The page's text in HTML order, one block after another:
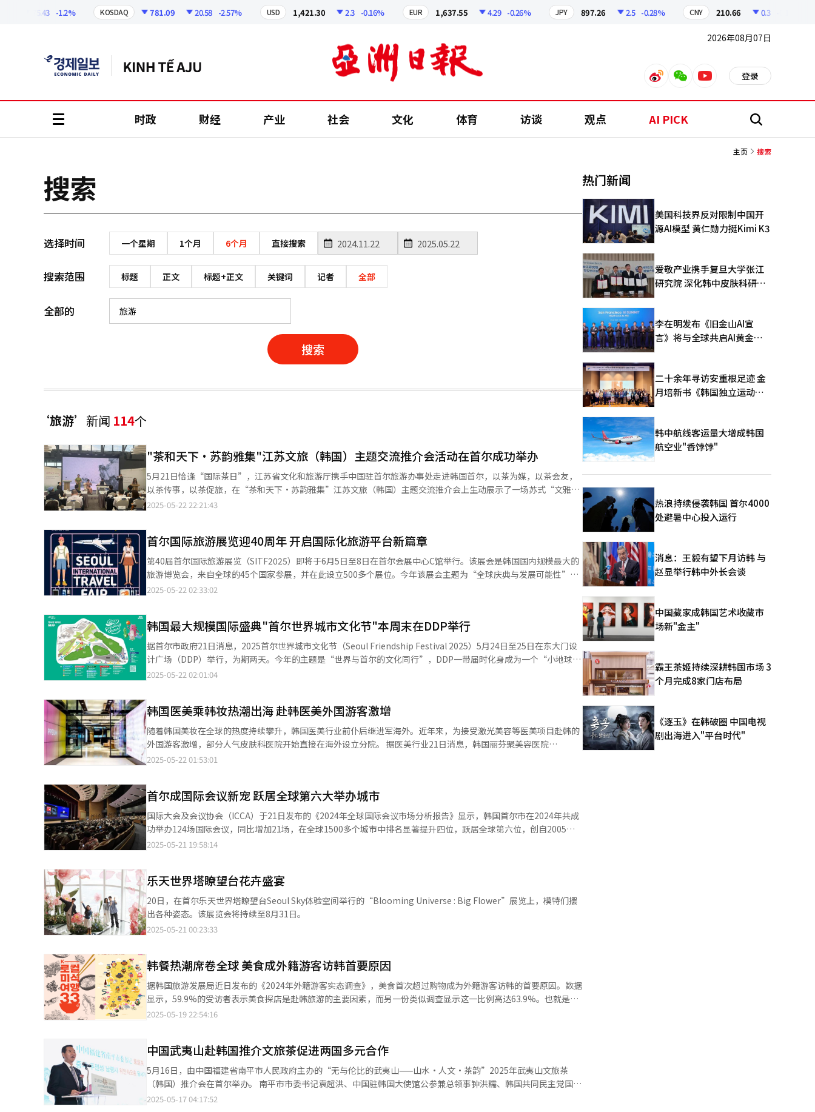
-1.2% KOSDAQ 781.09 20.58 -2.57% USD 1,421.30 2.3 -0.16% EUR 1,637.55 4.29 -0.26% JPY 897.26 2.5 -0.28% CNY 210.66 0.3 -0.14%
2026年08月07日
weiboweixinyoutube 登录
时政 财经 产业 社会 文化 体育 访谈 观点 AI PICK 搜
主页 搜索
搜索
选择时间 一个星期 1个月 6个月 直接搜索
搜索范围 标题 正文 标题+正文 关键词 记者 全部
全部的
搜索
‘旅游’ 新闻 114个
"茶和天下·苏韵雅集"江苏文旅（韩国）主题交流推介会活动在首尔成功举办
5月21日恰逢“国际茶日”，江苏省文化和旅游厅携手中国驻首尔旅游办事处走进韩国首尔，以茶为媒，以茶会友，
以茶传事，以茶促旅，在“茶和天下·苏韵雅集”江苏文旅（韩国）主题交流推介会上生动展示了一场苏式“文雅集
会”。活动吸引中韩文旅业界人士、中韩主流媒体代表及中韩友好社团、知茶爱茶人士近100人，共赴“苏韵雅
上，彰显江苏自然之美、人文之厚。在流水鸟蹄声中，来自江苏的传统乐器古琴、二胡、笛子、洞箫，创新谱曲合奏
江苏民歌，世界名曲《茉莉花》拉开了本次活动序幕。 ◆“印象江南，文雅市集”——沉浸式体验非遗魅力 活动通
过“茶艺展示”、“茶品与茶衍生品”、精选宜兴紫砂壶观赏、非遗漆扇制作技艺等江苏代表性非遗体验项目，融合
了品茗、闻香、赏器、听曲等可视、可触、可赏、可品的“文雅之集会”打造了非遗与现代生活相连接的苏式审美空
间。 “观赏+体验”，参与感拉满。与会嘉宾近距离直观江苏茶及茶的衍生品、现场体验非遗漆扇制作技艺、品鉴江
了江苏非物质文化遗产的创造性转化和创新性发展，也体现了文旅融合新时代里中国茶文化传承与保护的活力与成
果。 ◆再续双面江南之缘——茗叶传递“茶和”之事 2019年联合国大会将5月21日定为国际茶日，2022年“中国传
统制茶技艺及其相关习俗”列入联合国教科文组织人类非物质文化遗产代表作名录，这其中便涵盖了苏州洞庭碧螺
春、南京雨花茶及扬州富春茶点的制作技艺。 以“水韵江苏”“茶旅江苏”“茶和共生”三个部分生动推介中国茶、
江苏茶，以苏州洞庭碧螺春、南京雨花茶、扬州富春茶点等3项制作技艺为宣传点，面向参与本次活动的各界嘉宾推
情，南通有请”，南通文旅推介以江海风光为序娓娓道来，从鉴真东渡的历史意义，到张謇创造的时代传奇，再到当
下的江海休闲之旅，让现场嘉宾心驰神往。 ◆“青山一道同云雨”——互利共赢，深化合作 此次江苏文旅推介会的最
大亮点，当属免签入境政策﹑江苏省内便利支付政策与江苏针对韩籍客群制定的长短期两条“双城记”游线路产品重
磅推出，紧抓“韩国人中国周末游”、“江苏的高尔夫球场长满了韩国人”“China Travel”等话题热潮，精准拿捏
流量密码，为赴苏旅游的韩国游客带来实实在在的福利与全新旅行灵感，让“畅游江苏”更便捷、更安心、更舒心。
《中（江苏）韩双边高品质旅游业发展友好互助备忘录》。此次战略合作，将为江苏旅游在韩国市场的推广注入新动
结束，在观众雷鸣的掌声中为本次活动划上了圆满的句号。 ◆“茶和天下·苏韵雅集”——跨越山海，和合共荣 “茶
之为饮，发乎神农氏，闻于鲁周公”，茶是承载历史和文化的“中国名片”。作为中韩文化交流的纽带，茶文化一直
扮演着重要的角色。江苏作为中国的文化大省在本年度国际茶日来临之际组织“茶和天下·苏韵雅集”活动远赴韩国
鉴，进一步加深理解，增进友谊。
2025-05-22 22:21:43
首尔国际旅游展览迎40周年 开启国际化旅游平台新篇章
第40届首尔国际旅游展览（SITF2025）即将于6月5日至8日在首尔会展中心C馆举行。该展会是韩国国内规模最大的
旅游博览会，来自全球的45个国家参展，并在此设立500多个展位。今年该展会主题为“全球庆典与发展可能性”，
通过此次展会可以预测旅游产业的未来发展动向与趋势。 1986年举办的第一届首尔国际旅行展会与韩国旅游产业同
国国内与海外共7人获奖，组委会计划今后每年选拔10名获奖者并增加奖金额度。 与此次展会一同举行的还有“第4
届世界旅游产业大会（WTIC）”，该展会以“可持续发展的旅游产业变化与挑战“为主题，并在首尔coex会展中心
与全罗北道全州、群山、扶安一带举行。 6月5日活动首日，来自柬埔寨、印度尼西亚、泰国、马来西亚、斯里兰卡
等亚洲主要国家的领导人将出席旅游领袖论坛。此后将在全罗北道全州举行美食论坛，通过宣传全罗北道14个市与郡
的地域特色美食，将韩国美食旅行推广到全球，实现韩国美食国际化。同时，在群山、扶安一带通过区域旅行的现场
关联手合作，扩大韩国旅游产业规模，实现国际化战略目标，并提供业界相关人士与企业的交流平台。 今年首尔国际
旅游展览的全新尝试“艺术与旅游的融合”表现十分亮眼。由art-plus总经理赵丁一（音）策划的“K-Art Rising
Star 2025”是诠释韩国现代美术与旅游咨询相结合的展览。通过现场绘画、艺术对谈和作家签名会，观众们可以进
行切身体验。 与此同时，首尔国际旅游展览为参展者提供的各种福利也十分吸睛。展会提供海外机票、国内外旅游代
金券、酒店住宿代金券等总价值超过1亿韩元（约合人民币52万元）的奖品。 为了迎接韩国显忠日假期，展会组委会
关产品。 今年展会参展国家中不仅涵盖秘鲁、印度、不丹等小众国家，西班牙、希腊与克罗地亚等欧洲国家艺术之旅
与非洲野生动物探险、东南亚本地徒步探险等也纷纷参展。访客可以与各国旅游发展局直接沟通，并亲自体验各种活
动也是本次首尔国际旅游展览的一大亮点。
2025-05-22 02:33:02
韩国最大规模国际盛典"首尔世界城市文化节"本周末在DDP举行
据首尔市政府21日消息，2025首尔世界城市文化节（Seoul Friendship Festival 2025）5月24日至25日在东大门设
计广场（DDP）举行，为期两天。今年的主题是“世界与首尔的文化同行”，DDP一带届时化身成为一个“小地球
村”，市民与游客可以尽情体验来自全球67个国家的美食、甜点、服饰、游戏、表演和图片等多样文化内容。 首尔
地标DDP举行。首尔市政府去年对2500名外国人进行的《首尔调查》结果显示，DDP在首尔主要旅游景点中排名第
四（23.5%），仅次于光化门（48.4%）、古宫（36.8%）和汉江（23.8%），累计接待游客超过1亿人次。 本届文
化节共有来自67个国家的驻韩大使馆和文化中心参与，主要活动包括世界传统服饰体验、世界文化表演、各国大使馆
文化与旅游宣传展位、世界立方体图片展、世界美食与甜点区、韩国美食区等，内容丰富，形式多样。 活动期间在
DDP和谐广场 （Oullim Square）设有特别舞台，观众可以欣赏首尔友好城市和友好交流城市、各国驻韩大使馆推荐
泰国曼谷的传统舞蹈，以及日本北海道的传统乐器“绳文太鼓”表演等。 此外，活动还包括介绍30多个国家标志性
景点的“世界立方体图片展”、试穿各国传统服饰的“世界传统服饰区”、体验传统游戏的“世界传统游戏区”及韩
国美食区，为首尔市民和外籍游客带来丰富多彩的文化体验。 “大使馆宣传区”设于DDP设计街，来自52个国家的
文化宣传展位计划展示并销售各国的纪念品和特色商品。值得一提的是，今年还可以接触到来自南美、非洲、中东等
平时较难接触的多元文化。有关2025首尔世界城市文化节的更多信息可通过活动官方Instagram账号获取。 首尔市
他还表示，“希望借助此次活动，向全球展示首尔作为深受世界喜爱的城市、与全球城市以文化为纽带携手同行的风
貌。”
2025-05-22 02:01:04
韩国医美乘韩妆热潮出海 赴韩医美外国游客激增
随着韩国美妆在全球的热度持续攀升，韩国医美行业前仆后继进军海外。近年来，为接受激光美容等医美项目赴韩的
外国游客激增，部分人气皮肤科医院开始直接在海外设立分院。 据医美行业21日消息，韩国丽芬聚美容医院
（PPEUM）计划今年第四季度在日本东京新宿开设首家海外分店，规模达1000平方米，本月初在当地已完成房地产
Clinic）也于今年1月新增横滨分院。 业内人士表示：“外国游客在韩期间，医美项目的消费金额达到1000万韩元
（约合人民币5.1894万元）以上。如今韩式美容美妆热潮正从传统化妆品扩展至医美领域。” 据全球房地产服务和咨
询顾问公司戴德梁行（Cushman & Wakefield）数据，首尔江南商圈（新盆唐线新论岘站至江南站周边）的皮肤科医
院数量从2019年12月底的420家增加到去年12月底的539家，增幅达28.3%。同时，弘大商圈（弘大入口站至KT&G
想象空间一带）的医院数量也从77家增至99家，增幅达28.6%。 相反，医美行业的复兴与餐饮店和零售店的萎缩形
少21.3%和9.3%。 在此趋势下，多家知名皮肤科医院积极开展面向外国人的营销活动。拥有20余家分院的Dr.evers
皮肤科医院专门设立海外营销部，其他医院也运营国际事业部来开展多语种营销活动。 韩国保健福祉部数据显示，
2019年韩国皮肤科医院就诊的外国患者仅8.6194万人次，占总访韩外国患者的14.4%，而在去年暴增718%至
70.5044万人次，占比56.6%。具体来看，日本患者以44.2311万人次人数最多，其中在皮肤科医院就诊的患者占比
69.7%。同样，中国台湾（80.72%）、新加坡（79.53%）、中国大陆（64.17%）、泰国（63.34%）和加拿大
市场的发展。加上近年来“优雅地老去”（Well-Aging）和“慢慢地老去”（Slow-Aging）的国际美容趋势，外国
消费者越来越偏好自然温和的皮肤管理项目。
2025-05-22 01:53:01
首尔成国际会议新宠 跃居全球第六大举办城市
国际大会及会议协会（ICCA）于21日发布的《2024年全球国际会议市场分析报告》显示，韩国首尔市在2024年共成
功举办124场国际会议，同比增加21场，在全球1500多个城市中排名显著提升四位，跃居全球第六位，创自2005年
统计以来的历史最佳成绩。在亚太地区排名中，首尔位列第二，仅次于新加坡。 从具体城市排名来看，奥地利维也纳
球第四，充分彰显了在全球医疗技术领域的领先地位。 为进一步战略性培育MICE产业（会议、奖励旅游、大型论
坛、展览及节事活动）的高质量发展，首尔市与首尔观光财团计划于今年投入95亿韩元（约合人民币4934.2万元）。‌
MICE产业作为旅游业中附加值最高的领域，具有消费水平高、带动效应强等特点，已成为现代服务业的重要组成部
分。此外，首尔市还制定了中长期发展规划，计划至2031年在蚕室综合运动场及首尔站北部地区打造世界级MICE产
业集群，进一步完善会展基础设施体系。 首尔市观光体育局局长具宗元表示：“此次排名的提升是对首尔市国际会议
产业的政策支持力度，同时积极向全球推介首尔作为国际会议首选目的地的独特魅力。"
2025-05-21 19:58:14
乐天世界塔瞭望台花卉盛宴
20日，在首尔乐天世界塔瞭望台Seoul Sky体验空间举行的“Blooming Universe : Big Flower”展览上，模特们摆
出各种姿态。该展览会将持续至8月31日。
2025-05-21 00:23:33
韩餐热潮席卷全球 美食成外籍游客访韩首要原因
据韩国旅游发展局近日发布的《2024年外籍游客实态调查》，美食首次超过购物成为外籍游客访韩的首要原因。数据
显示，59.9%的受访者表示美食探店是赴韩旅游的主要因素，而另一份类似调查显示这一比例高达63.9%。也就是
说，六成以上游客选择韩国的首要目的就是“吃”。 在奈飞（Netflix）、优兔（YouTube）、Instagram等全球社
#KoreanFood标签的播放量已超过50亿次，尤其是韩国街头烤五花肉的视频在全球范围掀起“吃播潮”。这股“吃
播潮”背后，是韩餐正在从单纯的文化符号升华为具有结构性吸引力的旅游动力。 与此同时，韩国美食的国际认可度
也在不断提升。自2017年首尔纳入《米其林指南》以来，韩国首都逐步构建起“世界美食城市”的品牌形象。截至目
前，首尔共有37家米其林星级餐厅，还有58家入选必比登推荐。 去年釜山也首次进入米其林体系，一年之内就出现3
家一星级餐厅和15家必比登推荐，2025年总数预计增至19家。作为新兴美食城市，釜山也吸引众多国内外游客的关
2025-05-19 22:54:16
中国武夷山赴韩国推介文旅茶促进两国多元合作
5月16日，由中国福建省南平市人民政府主办的“无与伦比的武夷山——山水·人文·茶韵”2025年武夷山文旅茶
（韩国）推介会在首尔举办。 南平市市委书记袁超洪、中国驻韩国大使馆公参兼总领事钟洪糯、韩国共同民主党国会
议员金周暎、中国驻首尔旅游办事处主任张若愚、首尔市新闻发言人辛宣宗等出席推介会，韩国旅游业界协会以及企
2025-05-17 04:17:52
热门新闻
美国科技界反对限制中国开
源AI模型 黄仁勋力挺Kimi K3
爱敬产业携手复旦大学张江
研究院 深化韩中皮肤科研合
李在明发布《旧金山AI宣
言》将与全球共启AI黄金时
二十余年寻访安重根足迹 金
月培新书《韩国独立运动圣
韩中航线客运量大增成韩国
航空业"香饽饽"
热浪持续侵袭韩国 首尔4000
处避暑中心投入运行
消息：王毅有望下月访韩 与
赵显举行韩中外长会谈
中国藏家成韩国艺术收藏市
场新"金主"
霸王茶姬持续深耕韩国市场 3
个月完成8家门店布局
《逐玉》在韩破圈 中国电视
剧出海进入"平台时代"